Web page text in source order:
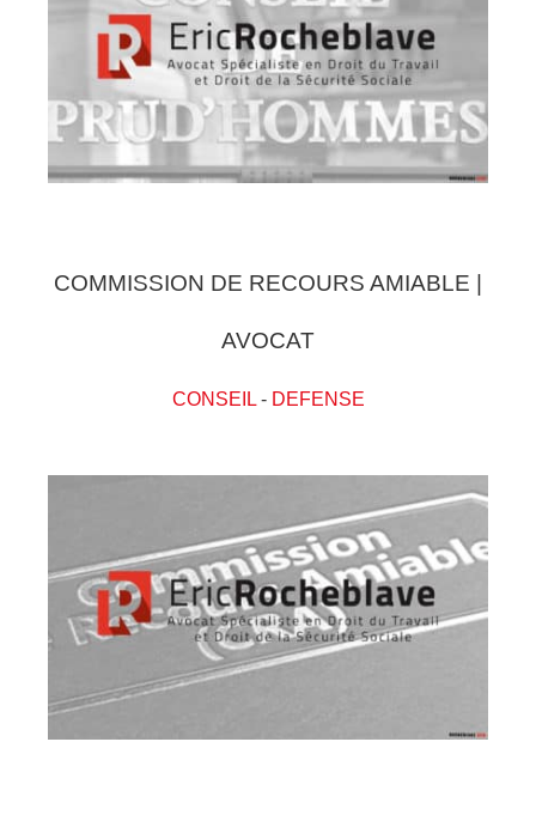
COMMISSION DE RECOURS AMIABLE |
AVOCAT
CONSEIL- DEFENSE